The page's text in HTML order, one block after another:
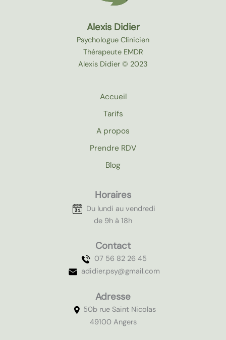
Alexis Didier
Psychologue Clinicien
Thérapeute EMDR
Alexis Didier © 2023
Accueil
Tarifs
A propos
Prendre RDV
Blog
Horaires
Du lundi au vendredi
de 9h à 18h
Contact
07 56 82 26 45
adidier.psy@gmail.com
Adresse
50b rue Saint Nicolas
49100 Angers